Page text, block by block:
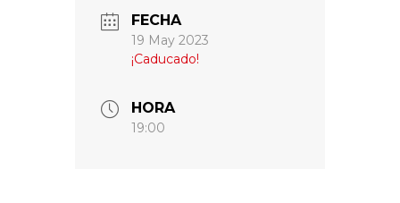
FECHA
19 May 2023
¡Caducado!
HORA
19:00